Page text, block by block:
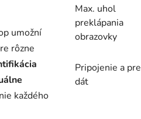
umožní
rôzne
každého
Max. uhol
preklápania
obrazovky
Pripojenie a
dát